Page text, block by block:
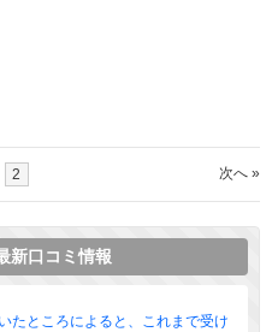
2 次へ »
新口コミ情報
たところによると、これまで受け